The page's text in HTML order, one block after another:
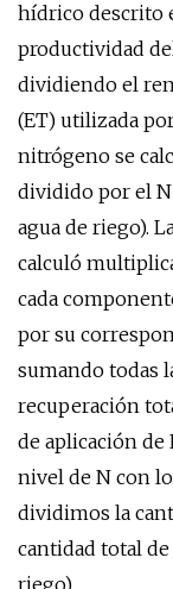
hídrico descrito
productividad
dividiendo el
(ET) utilizada
nitrógeno se
dividido por el
agua de riego).
calculó
cada
por su
sumando todas
recuperación
de aplicación
nivel de N con
dividimos la
cantidad total
riego).